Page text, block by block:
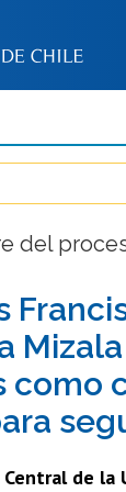
BIBLIOTECAS
Estudiantes
Académicas/
Funcionarias/os
Egresadas/os
del
como
de la